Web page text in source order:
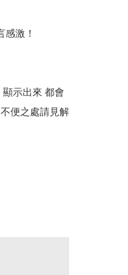
激！
示出來 都會
便之處請見解